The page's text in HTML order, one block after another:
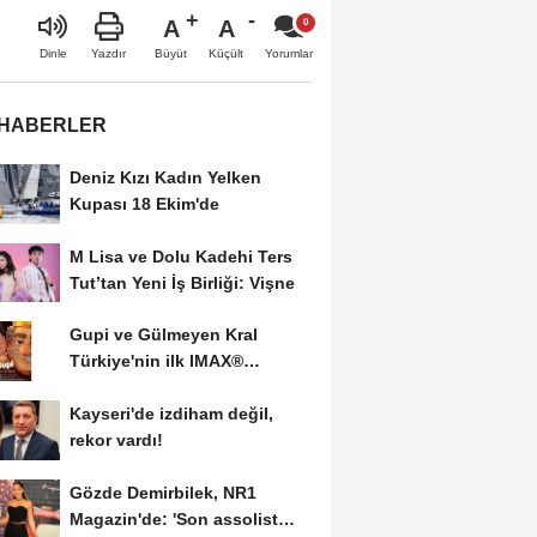
Dinle Yazdır
A
Büyüt
A
Küçült Yorumlar
Deniz Kızı Kadın Yelken
Kupası 18 Ekim'de
M Lisa ve Dolu Kadehi Ters
Tut’tan Yeni İş Birliği: Vişne
Gupi ve Gülmeyen Kral
Türkiye'nin ilk IMAX®
Kayseri'de izdiham değil,
rekor vardı!
Gözde Demirbilek, NR1
Magazin'de: 'Son assolist